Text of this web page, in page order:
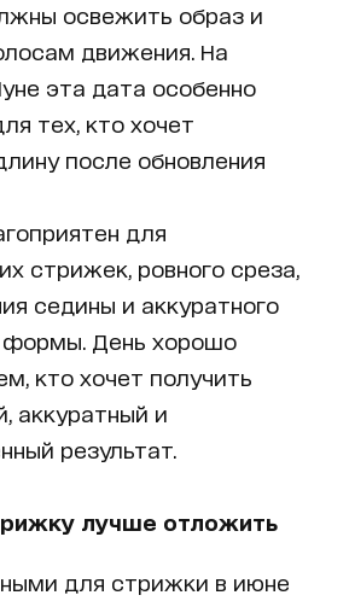
освежить образ и
движения. На
эта дата особенно
тех, кто хочет
после обновления
для
стрижек, ровного среза,
седины и аккуратного
формы. День хорошо
кто хочет получить
аккуратный и
результат.
лучше отложить
для стрижки в июне